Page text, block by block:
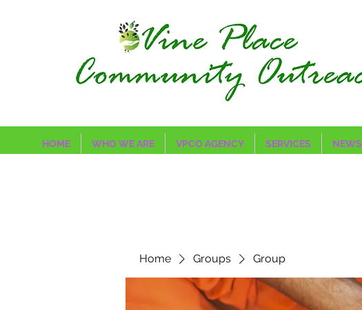
HOME WHO WE ARE VPCO AGENCY SERVICES NEWS
Home Groups Group